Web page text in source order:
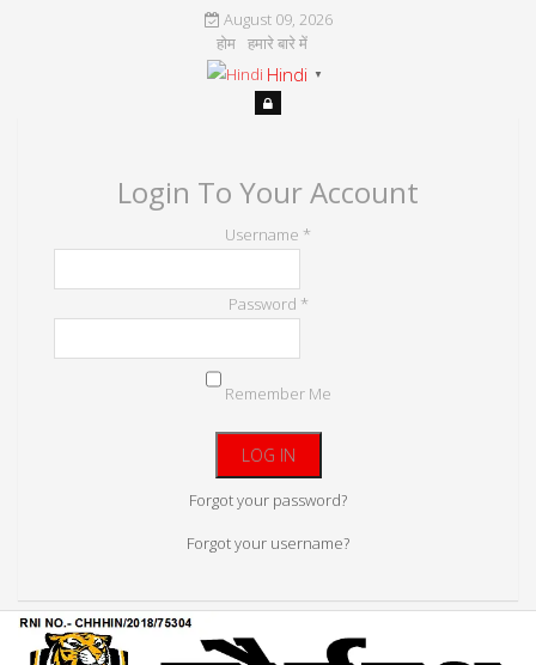
August 09, 2026
होम हमारे बारे में
Hindi ▼
Login To Your Account
Username *
Password *
Remember Me
Forgot your password?
Forgot your username?